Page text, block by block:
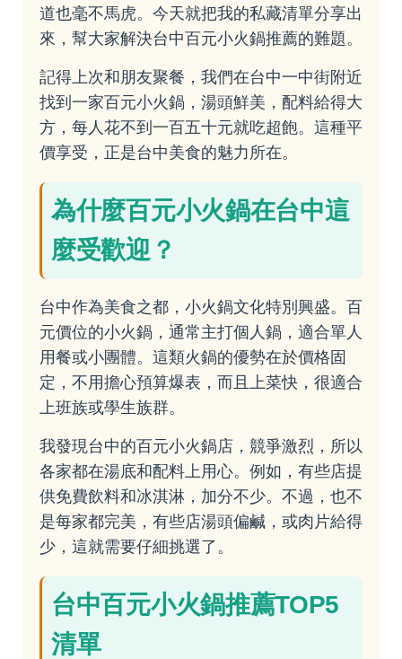
道也毫不馬虎。今天就把我的私藏清單分享出
來，幫大家解決台中百元小火鍋推薦的難題。
記得上次和朋友聚餐，我們在台中一中街附近
找到一家百元小火鍋，湯頭鮮美，配料給得大
方，每人花不到一百五十元就吃超飽。這種平
價享受，正是台中美食的魅力所在。
為什麼百元小火鍋在台中這
麼受歡迎？
台中作為美食之都，小火鍋文化特別興盛。百
元價位的小火鍋，通常主打個人鍋，適合單人
用餐或小團體。這類火鍋的優勢在於價格固
定，不用擔心預算爆表，而且上菜快，很適合
上班族或學生族群。
我發現台中的百元小火鍋店，競爭激烈，所以
各家都在湯底和配料上用心。例如，有些店提
供免費飲料和冰淇淋，加分不少。不過，也不
是每家都完美，有些店湯頭偏鹹，或肉片給得
少，這就需要仔細挑選了。
台中百元小火鍋推薦TOP5
清單